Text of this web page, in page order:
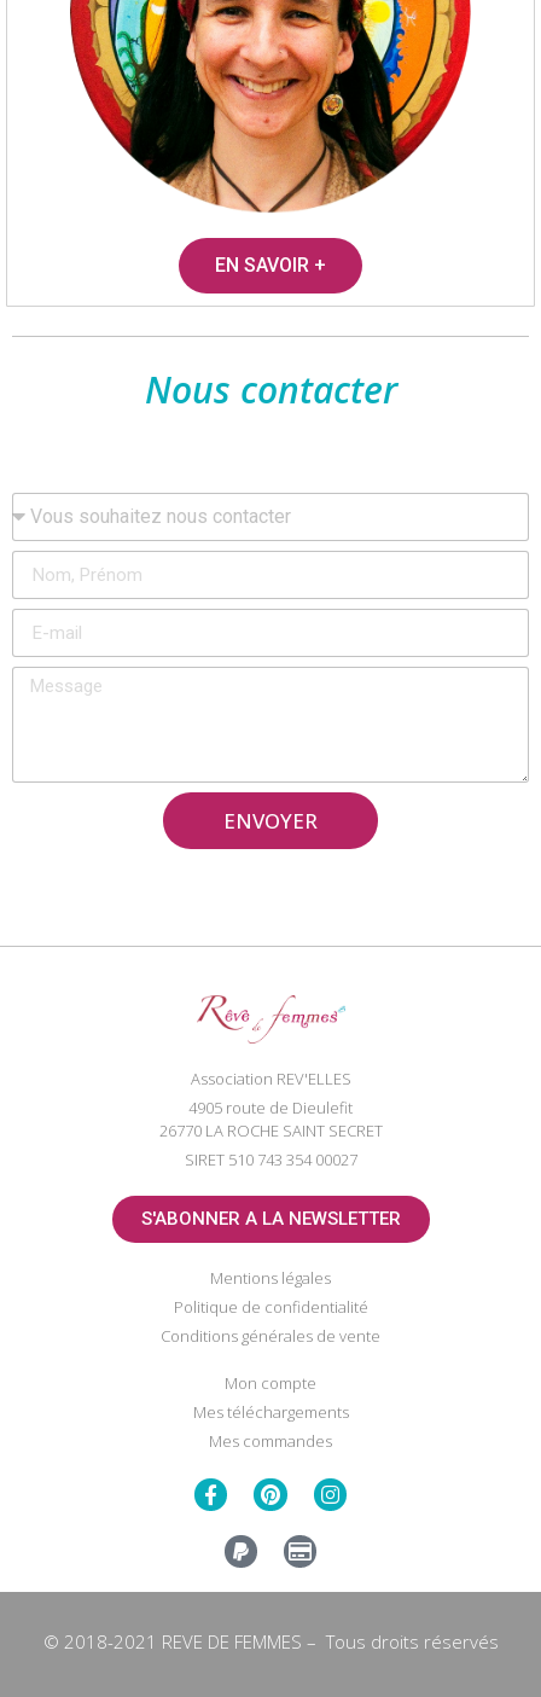
EN SAVOIR +
Nous contacter
ENVOYER
Association REV'ELLES
4905 route de Dieulefit
26770 LA ROCHE SAINT SECRET
SIRET 510 743 354 00027
S'ABONNER A LA NEWSLETTER
Mentions légales
Politique de confidentialité
Conditions générales de vente
Mon compte
Mes téléchargements
Mes commandes
© 2018-2021 REVE DE FEMMES – Tous droits réservés